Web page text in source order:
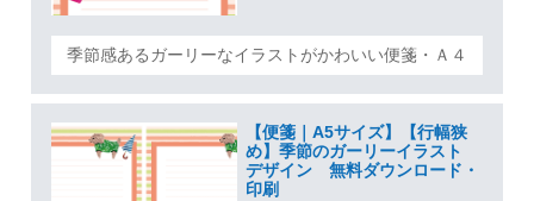
季節感あるガーリーなイラストがかわいい便箋・Ａ４
【便箋｜A5サイズ】【行幅狭
め】季節のガーリーイラスト
デザイン 無料ダウンロード・
印刷